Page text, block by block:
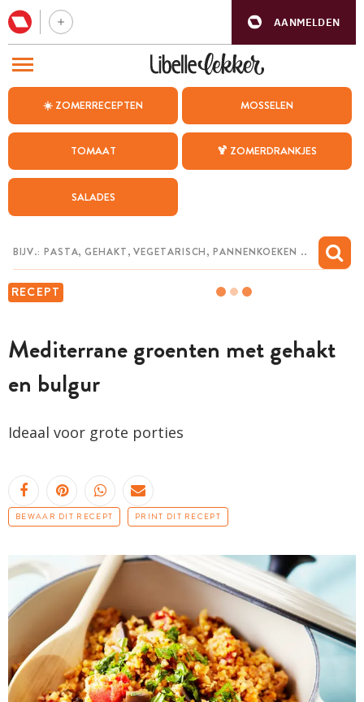
AANMELDEN
☀️ ZOMERRECEPTEN MOSSELEN
TOMAAT 🍹 ZOMERDRANKJES
SALADES
RECEPT
Mediterrane groenten met gehakt
en bulgur
Ideaal voor grote porties
BEWAAR DIT RECEPT PRINT DIT RECEPT
BEZOEK ONZE ANDERE WEBSITES
WEEKMENU
CHAT MET MAIA
MIJN BEWAARDE RECEPTEN